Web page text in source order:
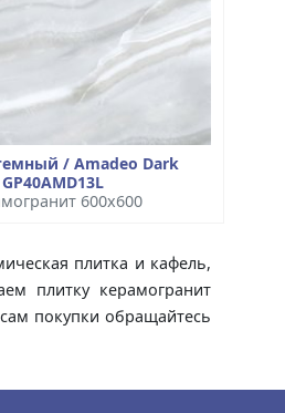
/ Amadeo Dark
GP40AMD13L
600x600
плитка и кафель,
плитку керамогранит
покупки обращайтесь